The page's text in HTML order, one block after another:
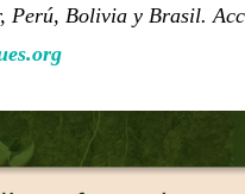
Perú, Bolivia y Brasil.